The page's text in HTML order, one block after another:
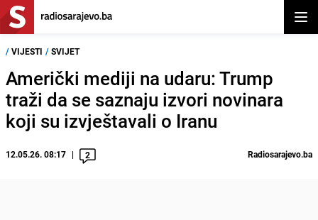
/ VIJESTI / SVIJET
Američki mediji na udaru: Trump
traži da se saznaju izvori novinara
koji su izvještavali o Iranu
12.05.26. 08:17 2 Radiosarajevo.ba